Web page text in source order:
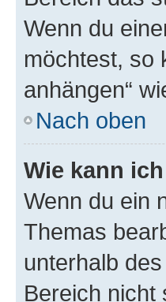
Wenn du
möchtest, so
anhängen“
Nach oben
Wie kann
Wenn du ein
Themas
unterhalb
Bereich nicht